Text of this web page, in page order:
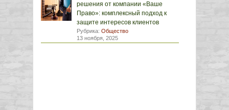
решения от компании «Ваше
Право»: комплексный подход к
защите интересов клиентов
Рубрика: Общество
13 ноября, 2025